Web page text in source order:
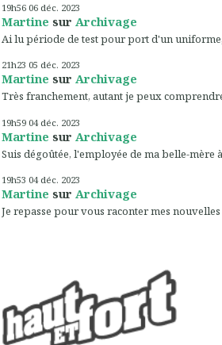
19h56 06 déc. 2023
Martine sur Archivage
Ai lu période de test pour port d'un uniforme,
21h23 05 déc. 2023
Martine sur Archivage
Très franchement, autant je peux
19h59 04 déc. 2023
Martine sur Archivage
Suis dégoûtée, l'employée de ma belle-mère
19h53 04 déc. 2023
Martine sur Archivage
Je repasse pour vous raconter mes nouvelles